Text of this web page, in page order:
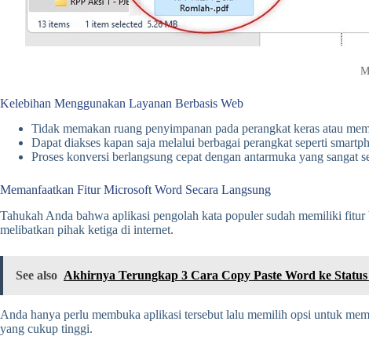
Kelebihan Menggunakan Layanan Berbasis Web
Tidak memakan ruang penyimpanan pada perangkat keras atau
Dapat diakses kapan saja melalui berbagai perangkat seperti
Proses konversi berlangsung cepat dengan antarmuka yang sangat
Memanfaatkan Fitur Microsoft Word Secara Langsung
Tahukah Anda bahwa aplikasi pengolah kata populer sudah memiliki
melibatkan pihak ketiga di internet.
See also Akhirnya Terungkap 3 Cara Copy Paste Word ke
Anda hanya perlu membuka aplikasi tersebut lalu memilih opsi untuk
yang cukup tinggi.